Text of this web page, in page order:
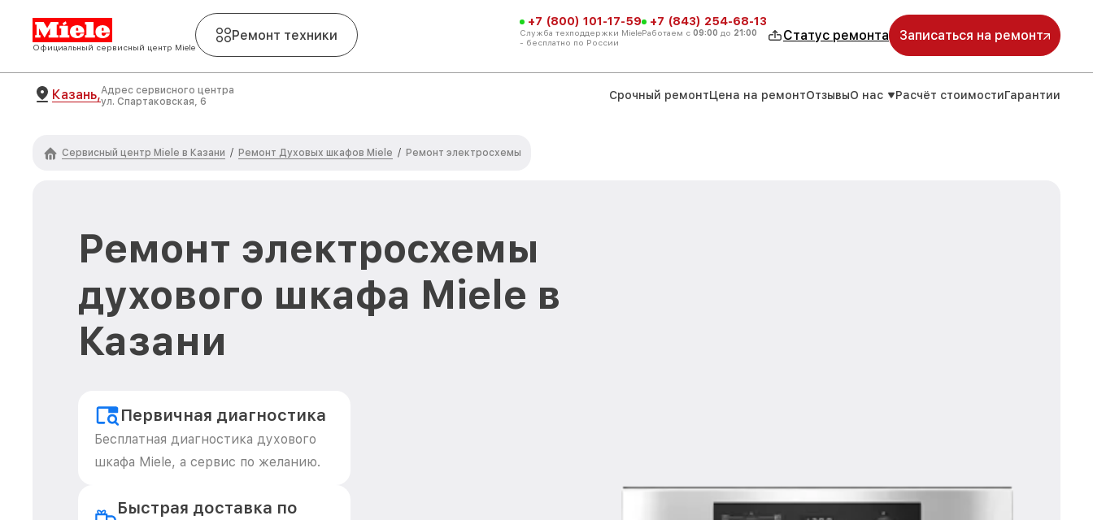
Официальный сервисный центр Miele
Ремонт техники
+7 (800) 101-17-59
Служба техподдержки Miele
- бесплатно по России
+7 (843) 254-68-13
Работаем с 09:00 до 21:00 Статус ремонта Записаться на ремонт
Казань,Адрес сервисного центра
ул. Спартаковская, 6
Срочный ремонтЦена на ремонтОтзывыО нас Расчёт стоимостиГарантии
Сервисный центр Miele в Казани / Ремонт Духовых шкафов Miele / Ремонт электросхемы
Ремонт электросхемы
духового шкафа Miele в
Казани
Первичная диагностика
Бесплатная диагностика духового
шкафа Miele, а сервис по желанию.
Быстрая доставка по